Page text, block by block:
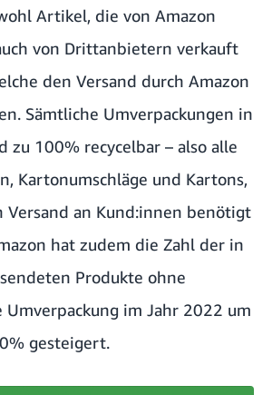
Artikel, die von Amazon
von Drittanbietern verkauft
den Versand durch Amazon
Sämtliche Umverpackungen in
zu 100% recycelbar – also alle
Kartonumschläge und Kartons,
Versand an Kund:innen benötigt
hat zudem die Zahl der in
Produkte ohne
Umverpackung im Jahr 2022 um
gesteigert.